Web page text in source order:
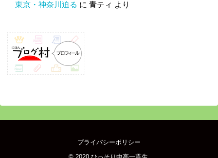
東京・神奈川迫る に 青ティ より
プライバシーポリシー